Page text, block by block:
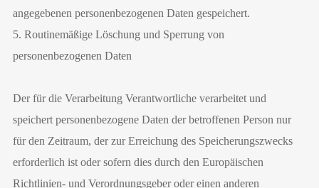
angegebenen personenbezogenen Daten gespeichert.
5. Routinemäßige Löschung und Sperrung von
personenbezogenen Daten
Der für die Verarbeitung Verantwortliche verarbeitet und
speichert personenbezogene Daten der betroffenen Person nur
für den Zeitraum, der zur Erreichung des Speicherungszwecks
erforderlich ist oder sofern dies durch den Europäischen
Richtlinien- und Verordnungsgeber oder einen anderen